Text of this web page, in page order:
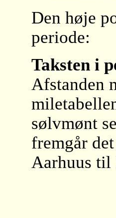
Den høje
periode:
Taksten i
Afstanden
sølvmønt
fremgår
Aarhuus